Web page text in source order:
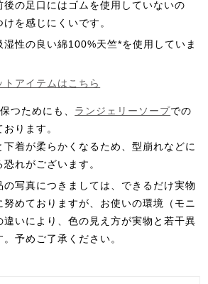
後の足口にはゴムを使用していないの
を感じにくいです。
性の良い綿100%天竺*を使用していま
アイテムはこちら
つためにも、 ランジェリーソープでの
ります。
着が柔らかくなるため、型崩れなどに
れがございます。
写真につきましては、できるだけ実物
めておりますが、お使いの環境（モニ
違いにより、色の見え方が実物と若干異
予めご了承ください。